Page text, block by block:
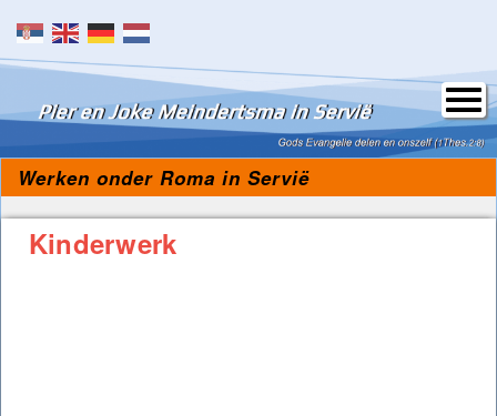
Skip to content
Kinderwerk
Werken onder Roma in Servië